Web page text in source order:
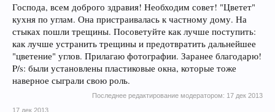
Господа, всем доброго здравия! Необходим совет! "Цветет"
кухня по углам. Она пристраивалась к частному дому. На
стыках пошли трещины. Посоветуйте как лучше поступить:
как лучше устранить трещины и предотвратить дальнейшее
"цветение" углов. Прилагаю фотографии. Заранее благодарю!
P/s: были установлены пластиковые окна, которые тоже
наверное сыграли свою роль.
Последнее редактирование модератором: 17 дек 2013
17 дек 2013